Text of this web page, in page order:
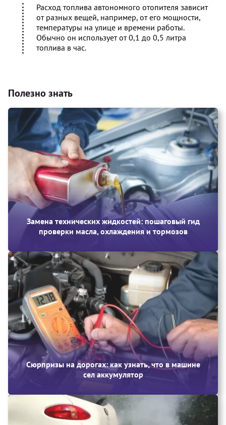
Расход топлива автономного отопителя зависит
от разных вещей, например, от его мощности,
температуры на улице и времени работы.
Обычно он использует от 0,1 до 0,5 литра
топлива в час.
Полезно знать
Замена технических жидкостей: пошаговый гид
проверки масла, охлаждения и тормозов
Сюрпризы на дорогах: как узнать, что в машине
сел аккумулятор